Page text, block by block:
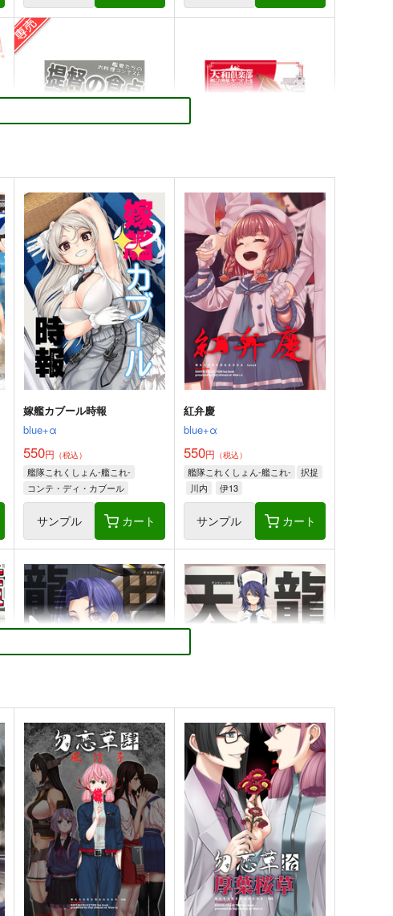
提督の食卓 艦娘たちのお料
理コンテスト 第一集・第二
集
スタジオゴンドワナ
専売 1,313円（税込）
艦隊これくしょん-艦これ-
赤城
長門
間宮
サンプル カート
大和倶楽部 第壱集
美術部
1,100円（税込）
艦隊これくしょん-艦これ-
大和×提督
サンプル カート
艦これプロレス24
那珂
サンプル カート
鎮守府ゆく年くる年
瑞鶴
シェフィールド
サンプル カート
嫁艦カブール時報
blue+α
550円 （税込）
艦隊これくしょん-艦これ-
コンテ・ディ・カブール
サンプル カート
紅弁慶
blue+α
550円 （税込）
艦隊これくしょん-艦これ-
択捉
川内
伊13
サンプル カート
龍田時報
blue+α
550円 （税込）
艦隊これくしょん-艦これ-
龍田
天龍
サンプル カート
天龍時報
blue+α
550 （税込）
艦隊これくしょん-艦これ- 天龍
サンプル カート